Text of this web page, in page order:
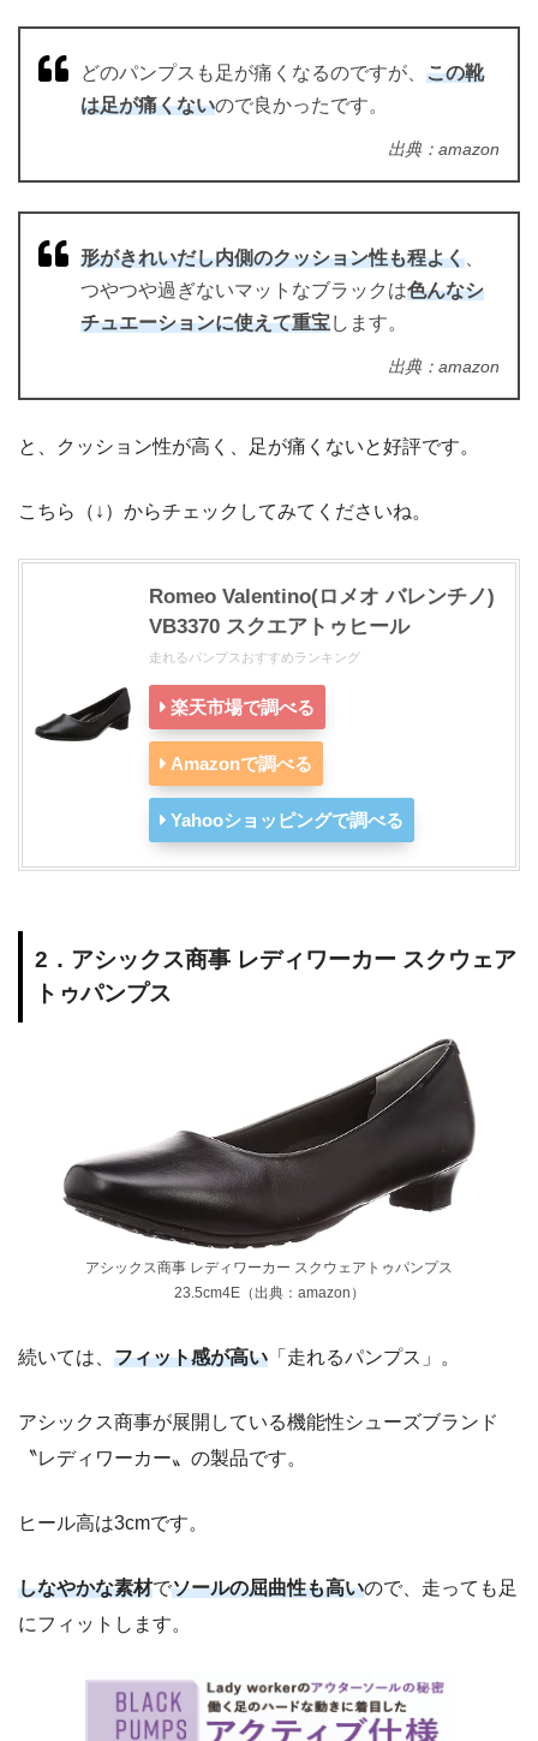
どのパンプスも足が痛くなるのですが、 この靴
は足が痛くないので良かったです。
出典：amazon
形がきれいだし内側のクッション性も程よく
つやつや過ぎないマットなブラックは色んなシ
チュエーションに使えて重宝します。
出典：amazon
と、クッション性が高く、足が痛くないと好評です。
こちら（↓）からチェックしてみてくださいね。
Romeo Valentino(ロメオ バレンチノ)
VB3370 スクエアトゥヒール
走れるパンプスおすすめランキング
楽天市場で調べる
Amazonで調べる
Yahooショッピングで調べる
2．アシックス商事 レディワーカー スクウェア
トゥパンプス
アシックス商事 レディワーカー スクウェアトゥパンプス
23.5cm4E（出典：amazon）
続いては、 フィット感が高い 「走れるパンプス」。
アシックス商事が展開している機能性シューズブランド
〝レディワーカー〟の製品です。
ヒール高は3cmです。
しなやかな素材でソールの屈曲性も高いので、走っても足
にフィットします。